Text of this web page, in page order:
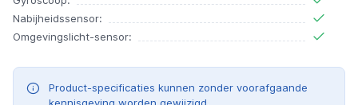
Nabijheidssensor:
Omgevingslicht-sensor:
Product-specificaties kunnen zonder voorafgaande